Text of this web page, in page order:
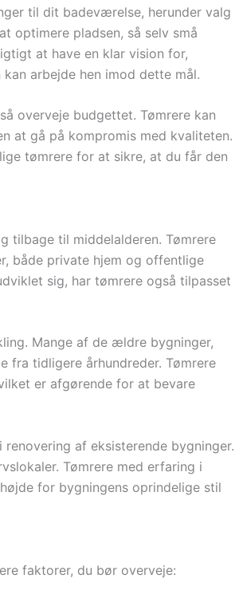
til dit badeværelse, herunder valg
optimere pladsen, så selv små
at have en klar vision for,
arbejde hen imod dette mål.
overveje budgettet. Tømrere kan
at gå på kompromis med kvaliteten.
tømrere for at sikre, at du får den
tilbage til middelalderen. Tømrere
både private hjem og offentlige
sig, har tømrere også tilpasset
Mange af de ældre bygninger,
fra tidligere århundreder. Tømrere
er afgørende for at bevare
af eksisterende bygninger.
Tømrere med erfaring i
for bygningens oprindelige stil
faktorer, du bør overveje: